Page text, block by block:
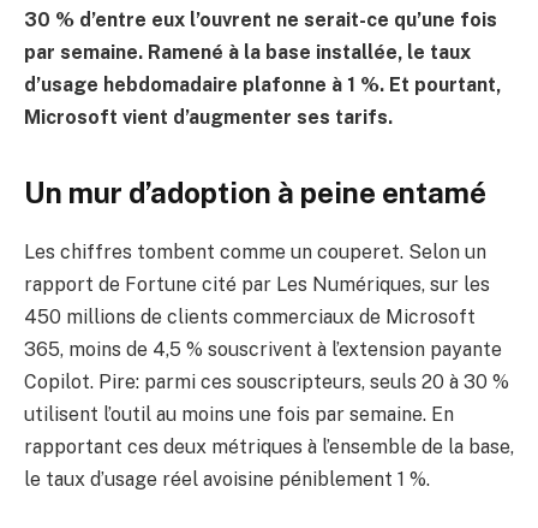
30 % d’entre eux l’ouvrent ne serait-ce qu’une fois
par semaine. Ramené à la base installée, le taux
d’usage hebdomadaire plafonne à 1 %. Et pourtant,
Microsoft vient d’augmenter ses tarifs.
Un mur d’adoption à peine entamé
Les chiffres tombent comme un couperet. Selon un
rapport de Fortune cité par Les Numériques, sur les
450 millions de clients commerciaux de Microsoft
365, moins de 4,5 % souscrivent à l’extension payante
Copilot. Pire: parmi ces souscripteurs, seuls 20 à 30 %
utilisent l’outil au moins une fois par semaine. En
rapportant ces deux métriques à l’ensemble de la base,
le taux d’usage réel avoisine péniblement 1 %.